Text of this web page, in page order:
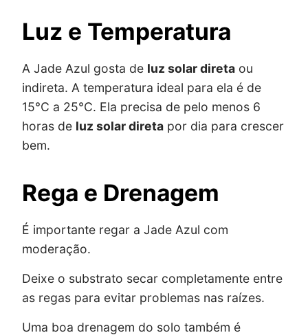
Luz e Temperatura
A Jade Azul gosta de luz solar direta ou
indireta. A temperatura ideal para ela é de
15°C a 25°C. Ela precisa de pelo menos 6
horas de luz solar direta por dia para crescer
bem.
Rega e Drenagem
É importante regar a Jade Azul com
moderação.
Deixe o substrato secar completamente entre
as regas para evitar problemas nas raízes.
Uma boa drenagem do solo também é